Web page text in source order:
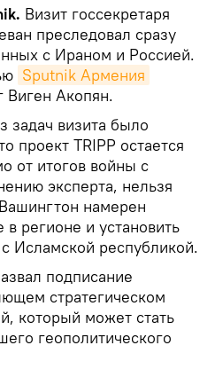
Визит госсекретаря
преследовал сразу
с Ираном и Россией.
Sputnik Армения
Виген Акопян.
задач визита было
проект TRIPP остается
от итогов войны с
эксперта, нельзя
намерен
в регионе и установить
Исламской республикой.
подписание
стратегическом
который может стать
геополитического